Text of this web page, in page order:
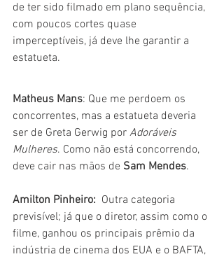
de ter sido filmado em plano sequência,
com poucos cortes quase
imperceptíveis, já deve lhe garantir a
estatueta.
Matheus Mans: Que me perdoem os
concorrentes, mas a estatueta deveria
ser de Greta Gerwig por Adoráveis
Mulheres. Como não está concorrendo,
deve cair nas mãos de Sam Mendes.
Amilton Pinheiro: Outra categoria
previsível; já que o diretor, assim como o
filme, ganhou os principais prêmio da
indústria de cinema dos EUA e o BAFTA,